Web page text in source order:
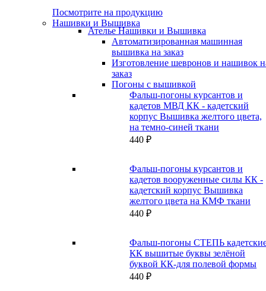
Посмотрите на продукцию
Нашивки и Вышивка
Ателье Нашивки и Вышивка
Автоматизированная машинная
вышивка на заказ
Изготовление шевронов и нашивок
заказ
Погоны с вышивкой
Фальш-погоны курсантов и
кадетов МВД КК - кадетский
корпус Вышивка желтого цвета,
на темно-синей ткани
440 ₽
Фальш-погоны курсантов и
кадетов вооруженные силы КК -
кадетский корпус Вышивка
желтого цвета на КМФ ткани
440 ₽
Фальш-погоны СТЕПЬ
КК вышитые буквы зелёной
буквой КК-для полевой формы
440 ₽